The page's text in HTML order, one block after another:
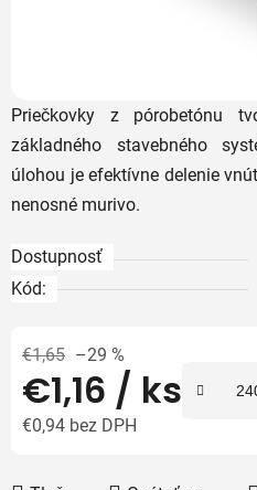
Priečkovky z pórobetónu
základného stavebného
úlohou je efektívne delenie
nenosné murivo.
Dostupnosť
Kód:
€1,65 –29 %
€1,16 / ks
€0,94 bez DPH